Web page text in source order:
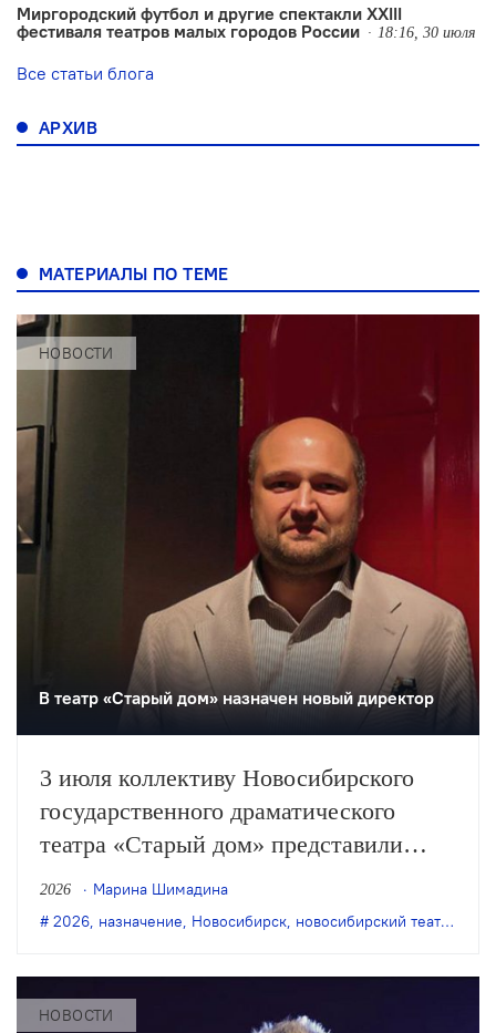
Миргородский футбол и другие спектакли XXIII
фестиваля театров малых городов России
18:16, 30 июля
Все статьи блога
АРХИВ
МАТЕРИАЛЫ ПО ТЕМЕ
НОВОСТИ
В театр «Старый дом» назначен новый директор
3 июля коллективу Новосибирского
государственного драматического
театра «Старый дом» представили
нового директора. Им стал Юрий
Яшкин, ранее работавший в
Новосибирской области.
2026
Марина Шимадина
2026, назначение, Новосибирск, новосибирский театр "Старый дом"
НОВОСТИ